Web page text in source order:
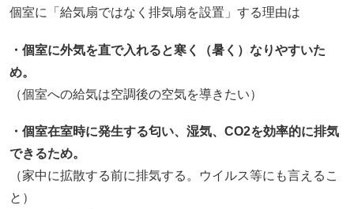
個室に「給気扇ではなく排気扇を設置」する理由は
・個室に外気を直で入れると寒く（暑く）なりやすいた
め。
（個室への給気は空調後の空気を導きたい）
・個室在室時に発生する匂い、湿気、CO2を効率的に排気
できるため。
（家中に拡散する前に排気する。ウイルス等にも言えるこ
と）